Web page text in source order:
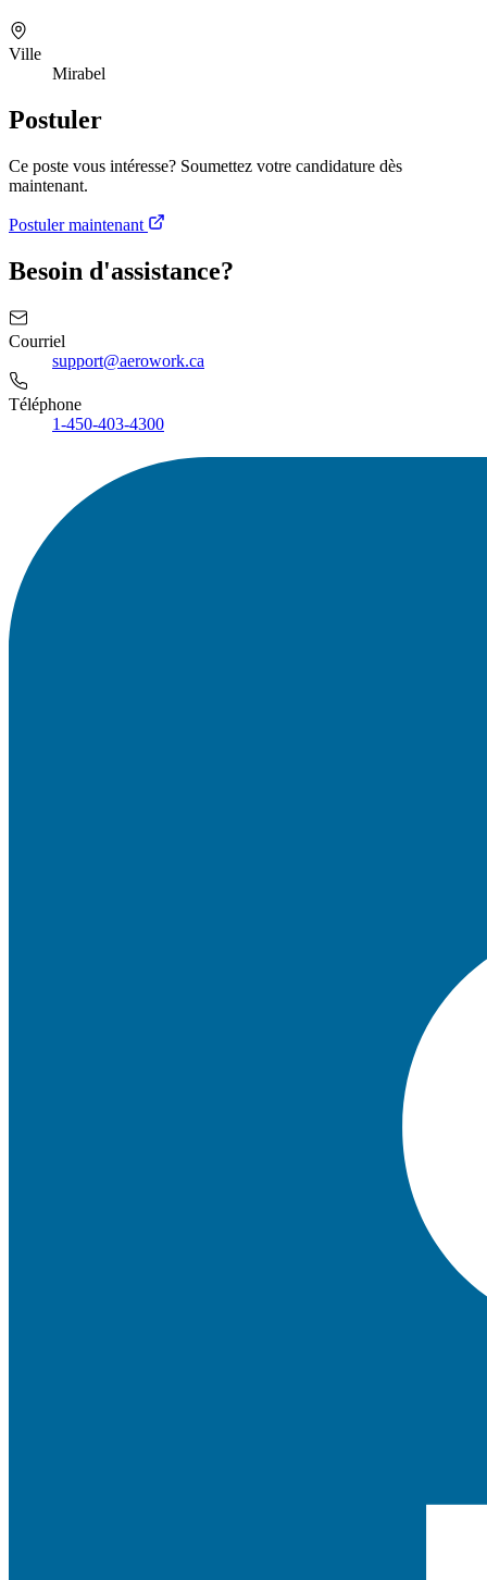
Ville
Mirabel
Postuler
Ce poste vous intéresse? Soumettez votre candidature dès
maintenant.
Postuler maintenant
Besoin d'assistance?
Courriel
support@aerowork.ca
Téléphone
1-450-403-4300